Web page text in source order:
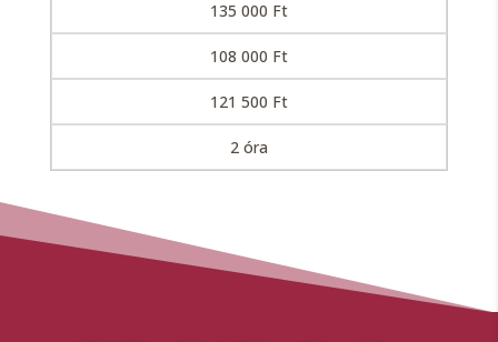
135 000 Ft
108 000 Ft
121 500 Ft
2 óra